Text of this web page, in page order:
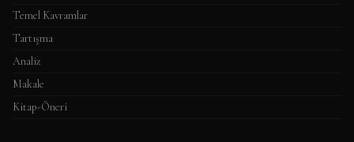
Temel Kavramlar
Tartışma
Analiz
Makale
Kitap-Öneri